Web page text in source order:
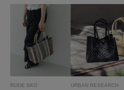
RODE SKO URBAN RESEARCH